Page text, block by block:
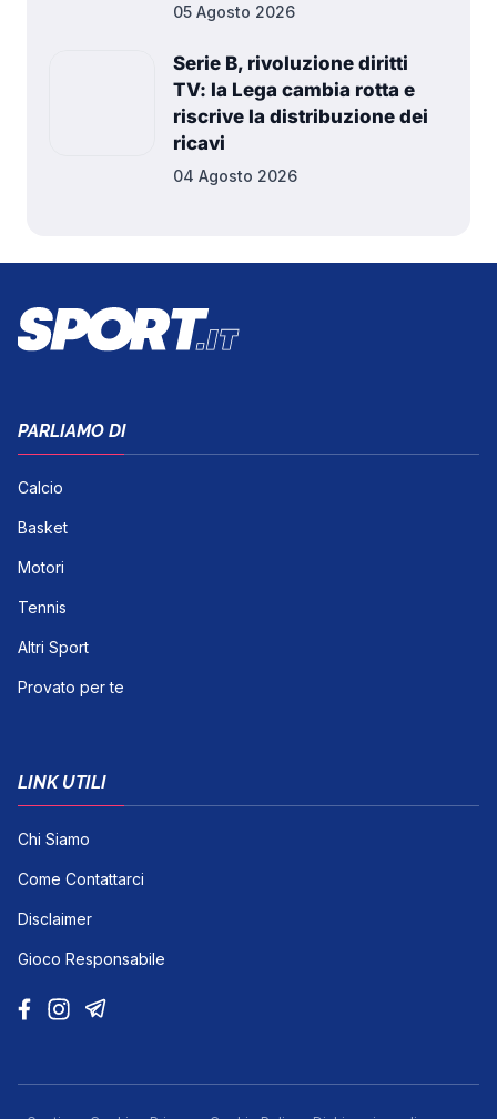
05 Agosto 2026
Serie B, rivoluzione diritti
TV: la Lega cambia rotta e
riscrive la distribuzione dei
ricavi
04 Agosto 2026
PARLIAMO DI
Calcio
Basket
Motori
Tennis
Altri Sport
Provato per te
LINK UTILI
Chi Siamo
Come Contattarci
Disclaimer
Gioco Responsabile